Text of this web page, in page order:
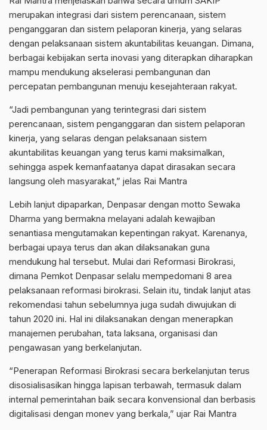
merupakan integrasi dari sistem perencanaan, sistem
penganggaran dan sistem pelaporan kinerja, yang selaras
dengan pelaksanaan sistem akuntabilitas keuangan. Dimana,
berbagai kebijakan serta inovasi yang diterapkan diharapkan
mampu mendukung akselerasi pembangunan dan
percepatan pembangunan menuju kesejahteraan rakyat.
“Jadi pembangunan yang terintegrasi dari sistem
perencanaan, sistem penganggaran dan sistem pelaporan
kinerja, yang selaras dengan pelaksanaan sistem
akuntabilitas keuangan yang terus kami maksimalkan,
sehingga aspek kemanfaatanya dapat dirasakan secara
langsung oleh masyarakat,” jelas Rai Mantra
Lebih lanjut dipaparkan, Denpasar dengan motto Sewaka
Dharma yang bermakna melayani adalah kewajiban
senantiasa mengutamakan kepentingan rakyat. Karenanya,
berbagai upaya terus dan akan dilaksanakan guna
mendukung hal tersebut. Mulai dari Reformasi Birokrasi,
dimana Pemkot Denpasar selalu mempedomani 8 area
pelaksanaan reformasi birokrasi. Selain itu, tindak lanjut atas
rekomendasi tahun sebelumnya juga sudah diwujukan di
tahun 2020 ini. Hal ini dilaksanakan dengan menerapkan
manajemen perubahan, tata laksana, organisasi dan
pengawasan yang berkelanjutan.
“Penerapan Reformasi Birokrasi secara berkelanjutan terus
disosialisasikan hingga lapisan terbawah, termasuk dalam
internal pemerintahan baik secara konvensional dan berbasis
digitalisasi dengan monev yang berkala,” ujar Rai Mantra